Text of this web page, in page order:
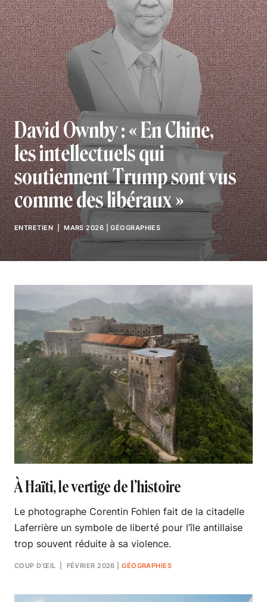
David Ownby : « En Chine,
les intellectuels qui
soutiennent Trump sont vus
comme des libéraux »
ENTRETIEN| MARS 2026 |GÉOGRAPHIES
À Haïti, le vertige de l’histoire
Le photographe Corentin Fohlen fait de la citadelle
Laferrière un symbole de liberté pour l’île antillaise
trop souvent réduite à sa violence.
COUP D’ŒIL | FÉVRIER 2026 |GÉOGRAPHIES